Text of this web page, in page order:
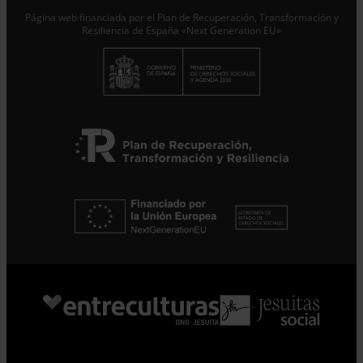
Suscribirme
Página web financiada por el Plan de Recuperación, Transformación y
Resiliencia de España «Next Generation EU»